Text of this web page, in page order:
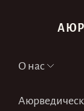
О нас